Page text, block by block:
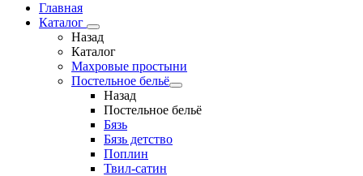
Главная
Каталог
Назад
Каталог
Махровые простыни
Постельное бельё
Назад
Постельное бельё
Бязь
Бязь детство
Поплин
Твил-сатин